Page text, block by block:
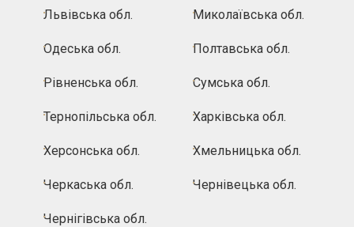
Львівська обл. Миколаївська обл.
Одеська обл. Полтавська обл.
Рівненська обл. Сумська обл.
Тернопільська обл. Харківська обл.
Херсонська обл. Хмельницька обл.
Черкаська обл. Чернівецька обл.
Чернігівська обл.